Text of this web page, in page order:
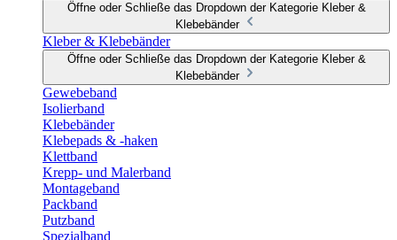
Öffne oder Schließe das Dropdown der Kategorie Kleber &
Klebebänder
Kleber & Klebebänder
Öffne oder Schließe das Dropdown der Kategorie Kleber &
Klebebänder
Gewebeband
Isolierband
Klebebänder
Klebepads & -haken
Klettband
Krepp- und Malerband
Montageband
Packband
Putzband
Spezialband